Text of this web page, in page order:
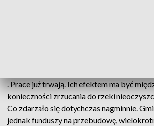
. Prace już trwają. Ich efektem ma być
konieczności zrzucania do rzeki
Co zdarzało się dotychczas nagminnie.
jednak funduszy na przebudowę,